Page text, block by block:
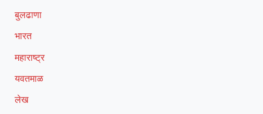
बुलढाणा
भारत
महाराष्ट्र
यवतमाळ
लेख